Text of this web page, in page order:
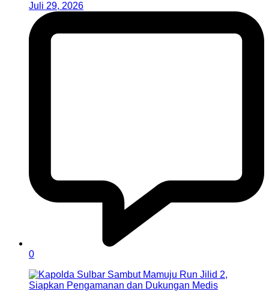
Juli 29, 2026
0